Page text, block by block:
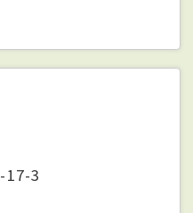
17-3